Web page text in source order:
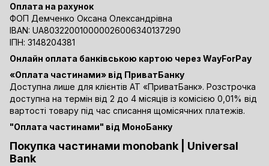
Оплата на рахунок
ФОП Демченко Оксана Олександрівна
IBAN: UA803220010000026006340137290
ІПН: 3148204381
Онлайн оплата банківською картою через WayForPay
«Оплата частинами» від ПриватБанку
Доступна лише для клієнтів АТ «ПриватБанк». Розстрочка
доступна на термін від 2 до 4 місяців із комісією 0,01% від
вартості товару під час списання щомісячних платежів.
"Оплата частинами" від МоноБанку
Покупка частинами monobank | Universal
Bank